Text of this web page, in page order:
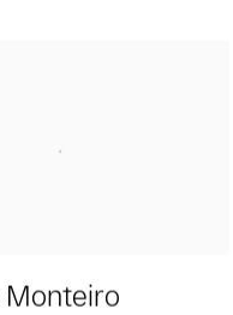
Monteiro